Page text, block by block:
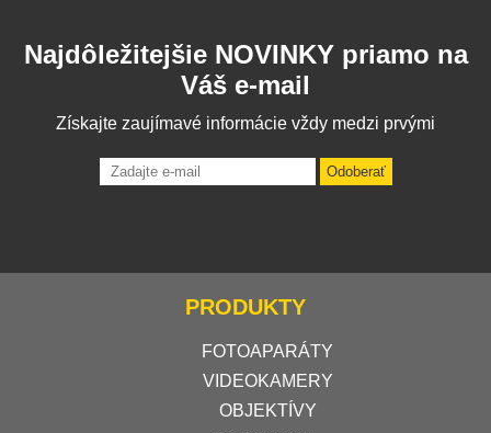
Najdôležitejšie NOVINKY priamo na
Váš e-mail
Získajte zaujímavé informácie vždy medzi prvými
Odoberať
PRODUKTY
FOTOAPARÁTY
VIDEOKAMERY
OBJEKTÍVY